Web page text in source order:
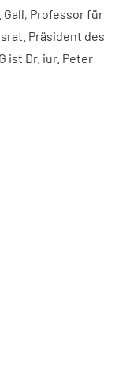
Gall, Professor für
Präsident des
ist Dr. iur. Peter